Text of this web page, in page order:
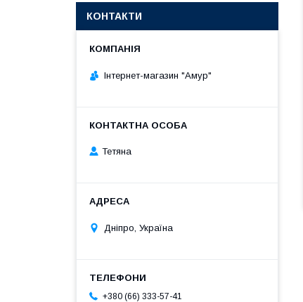
КОНТАКТИ
Інтернет-магазин "Амур"
Тетяна
Дніпро, Україна
+380 (66) 333-57-41